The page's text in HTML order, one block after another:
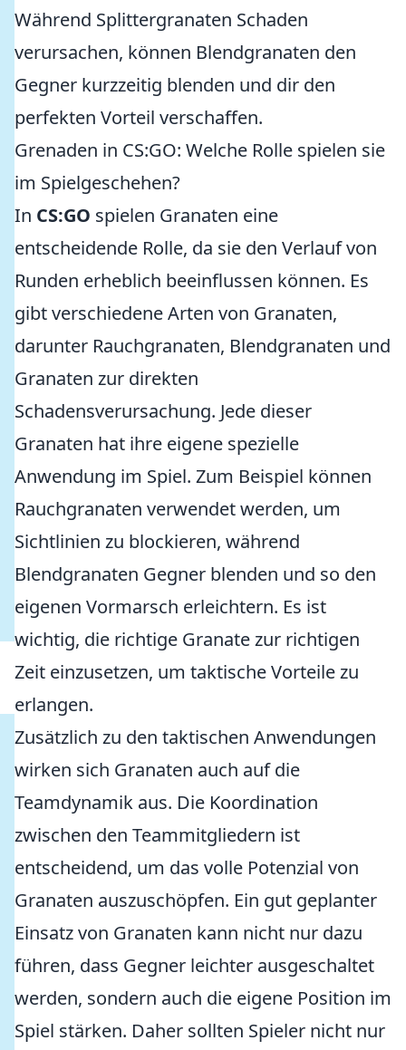
Während Splittergranaten Schaden
verursachen, können Blendgranaten den
Gegner kurzzeitig blenden und dir den
perfekten Vorteil verschaffen.
Grenaden in CS:GO: Welche Rolle spielen sie
im Spielgeschehen?
In CS:GO spielen Granaten eine
entscheidende Rolle, da sie den Verlauf von
Runden erheblich beeinflussen können. Es
gibt verschiedene Arten von Granaten,
darunter Rauchgranaten, Blendgranaten und
Granaten zur direkten
Schadensverursachung. Jede dieser
Granaten hat ihre eigene spezielle
Anwendung im Spiel. Zum Beispiel können
Rauchgranaten verwendet werden, um
Sichtlinien zu blockieren, während
Blendgranaten Gegner blenden und so den
eigenen Vormarsch erleichtern. Es ist
wichtig, die richtige Granate zur richtigen
Zeit einzusetzen, um taktische Vorteile zu
erlangen.
Zusätzlich zu den taktischen Anwendungen
wirken sich Granaten auch auf die
Teamdynamik aus. Die Koordination
zwischen den Teammitgliedern ist
entscheidend, um das volle Potenzial von
Granaten auszuschöpfen. Ein gut geplanter
Einsatz von Granaten kann nicht nur dazu
führen, dass Gegner leichter ausgeschaltet
werden, sondern auch die eigene Position im
Spiel stärken. Daher sollten Spieler nicht nur